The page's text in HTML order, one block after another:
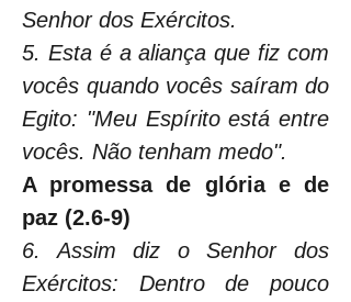
Senhor dos Exércitos.
5. Esta é a aliança que fiz com
vocês quando vocês saíram do
Egito: "Meu Espírito está entre
vocês. Não tenham medo".
A promessa de glória e de
paz (2.6-9)
6. Assim diz o Senhor dos
Exércitos: Dentro de pouco